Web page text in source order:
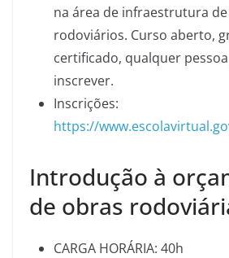
na área de infraestrutura
rodoviários. Curso aberto,
certificado, qualquer
inscrever.
Inscrições:
https://
Introdução à
de obras
CARGA HORÁRIA: 40h